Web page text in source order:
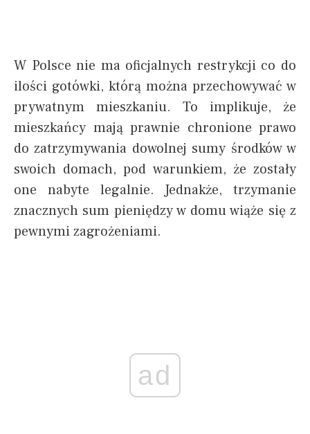
W Polsce nie ma oficjalnych restrykcji co do
ilości gotówki, którą można przechowywać w
prywatnym mieszkaniu. To implikuje, że
mieszkańcy mają prawnie chronione prawo
do zatrzymywania dowolnej sumy środków w
swoich domach, pod warunkiem, że zostały
one nabyte legalnie. Jednakże, trzymanie
znacznych sum pieniędzy w domu wiąże się z
pewnymi zagrożeniami.
ad